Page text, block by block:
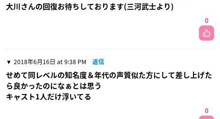
大川さんの回復お待ちしております(三河武士より)
0
2018年6月16日 at 9:38 PM 返信
せめて同レベルの知名度＆年代の声質似た方にして差し上げた
ら良かったのになぁとは思う
キャスト1人だけ浮いてる
0